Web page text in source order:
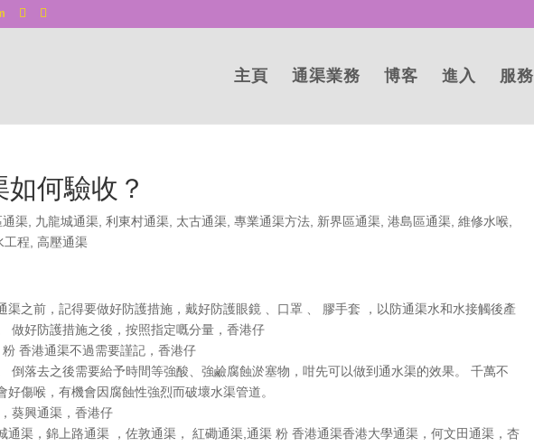
主頁 通渠業務 博客 進入 服務
何驗收？
通渠 九龍城通渠 ,利東村通渠 太古通渠 ,專業通渠方法 新界區通渠 ,港島區通渠 ,維修水喉
工程 ,高壓通渠
渠之前，記得要做好防護措施，戴好防護眼鏡 、口罩 、 膠手套 ，以防通渠水和水接觸後產
做好防護措施之後，按照指定嘅分量，香港仔
香港通渠不過需要謹記，香港仔
倒落去之後需要給予時間等強酸、強鹼腐蝕淤塞物，咁先可以做到通水渠的效果。 千萬不
傷喉，有機會因腐蝕性強烈而破壞水渠管道。
葵興通渠，香港仔
通渠，錦上路通渠 ，佐敦通渠， 紅磡通渠,通渠 粉 香港通渠香港大學通渠，何文田通渠，杏